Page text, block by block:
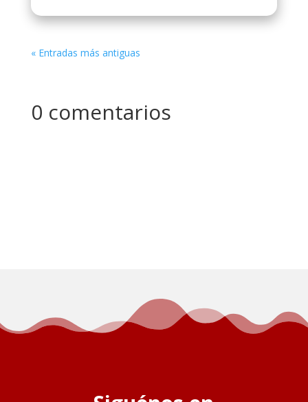
« Entradas más antiguas
0 comentarios